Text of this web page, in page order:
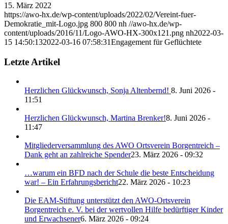
15. März 2022
https://awo-hx.de/wp-content/uploads/2022/02/Vereint-fuer-
Demokratie_mit-Logo.jpg 800 800 nh //awo-hx.de/wp-
content/uploads/2016/11/Logo-AWO-HX-300x121.png nh2022-03-
15 14:50:132022-03-16 07:58:31Engagement für Geflüchtete
Letzte Artikel
Herzlichen Glückwunsch, Sonja Altenbernd! 8. Juni 2026 -
11:51
Herzlichen Glückwunsch, Martina Brenker!8. Juni 2026 -
11:47
Mitgliederversammlung des AWO Ortsverein Borgentreich –
Dank geht an zahlreiche Spender23. März 2026 - 09:32
…warum ein BFD nach der Schule die beste Entscheidung
war! – Ein Erfahrungsbericht22. März 2026 - 10:23
Die EAM-Stiftung unterstützt den AWO-Ortsverein
Borgentreich e. V. bei der wertvollen Hilfe bedürftiger Kinder
und Erwachsener6. März 2026 - 09:24